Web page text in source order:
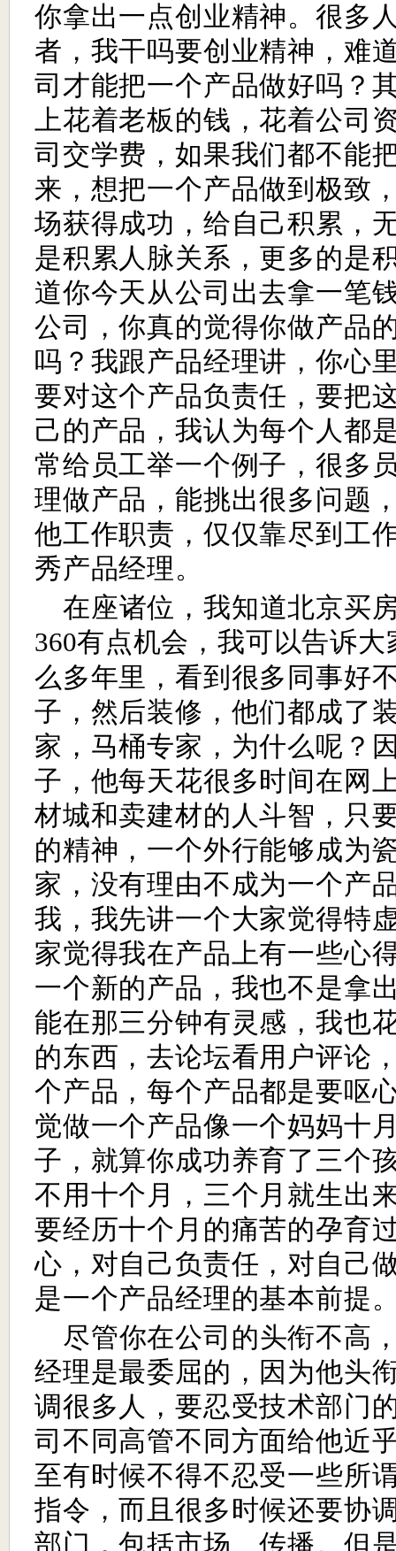
你拿出一点创业精神。很多
者，我干吗要创业精神，难
司才能把一个产品做好吗？
上花着老板的钱，花着公司
司交学费，如果我们都不能
来，想把一个产品做到极致
场获得成功，给自己积累，
是积累人脉关系，更多的是
道你今天从公司出去拿一笔
公司，你真的觉得你做产品
吗？我跟产品经理讲，你心
要对这个产品负责任，要把
己的产品，我认为每个人都
常给员工举一个例子，很多
理做产品，能挑出很多问题
他工作职责，仅仅靠尽到工
秀产品经理。
在座诸位，我知道北京买
360有点机会，我可以告诉
么多年里，看到很多同事好
子，然后装修，他们都成了
家，马桶专家，为什么呢？
子，他每天花很多时间在网
材城和卖建材的人斗智，只
的精神，一个外行能够成为
家，没有理由不成为一个产
我，我先讲一个大家觉得特
家觉得我在产品上有一些心
一个新的产品，我也不是拿
能在那三分钟有灵感，我也
的东西，去论坛看用户评论
个产品，每个产品都是要呕
觉做一个产品像一个妈妈十
子，就算你成功养育了三个
不用十个月，三个月就生出
要经历十个月的痛苦的孕育
心，对自己负责任，对自己
是一个产品经理的基本前提
尽管你在公司的头衔不高
经理是最委屈的，因为他头
调很多人，要忍受技术部门
司不同高管不同方面给他近
至有时候不得不忍受一些所
指令，而且很多时候还要协
部门，包括市场、传播。但